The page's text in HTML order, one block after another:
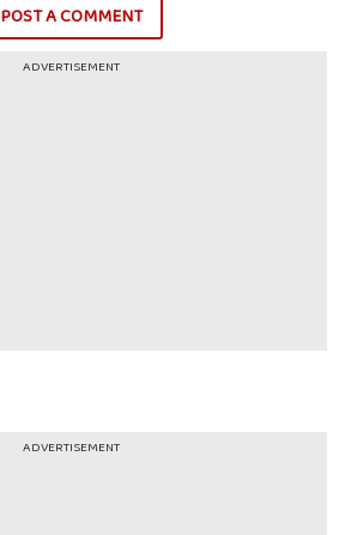
POST A COMMENT
ADVERTISEMENT
ADVERTISEMENT